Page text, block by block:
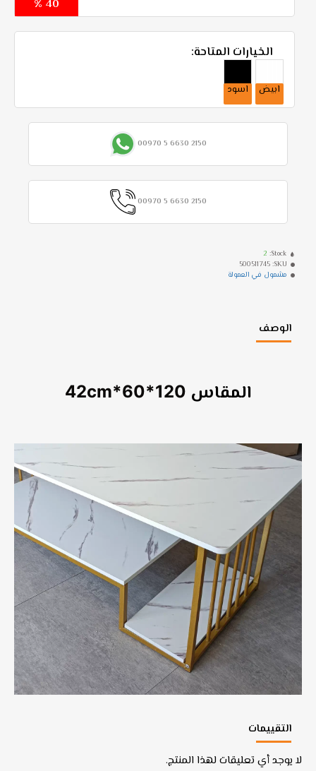
40 %
Stock:
2
SKU:
500511745
مشمول في العمولة
الخيارات المتاحة:
ابيض اسود
00970 5 6630 2150
00970 5 6630 2150
الوصف
المقاس 120*60*42cm
التقييمات
لا يوجد أي تعليقات لهذا المنتج.